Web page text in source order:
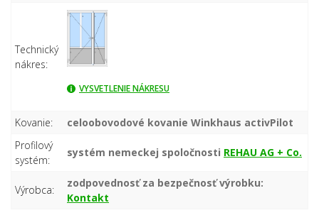
Technický
nákres:
VYSVETLENIE NÁKRESU
Kovanie:
celoobovodové kovanie Winkhaus activPilot
Profilový
systém:
systém nemeckej spoločnosti REHAU AG + Co.
Výrobca:
zodpovednosť za bezpečnosť výrobku:
Kontakt